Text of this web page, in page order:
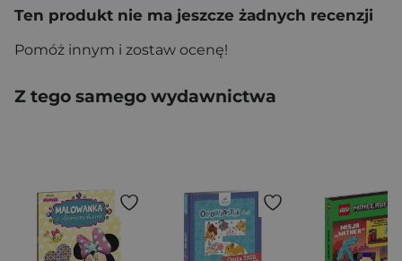
Ten produkt nie ma jeszcze żadnych recenzji
Pomóż innym i zostaw ocenę!
Z tego samego wydawnictwa